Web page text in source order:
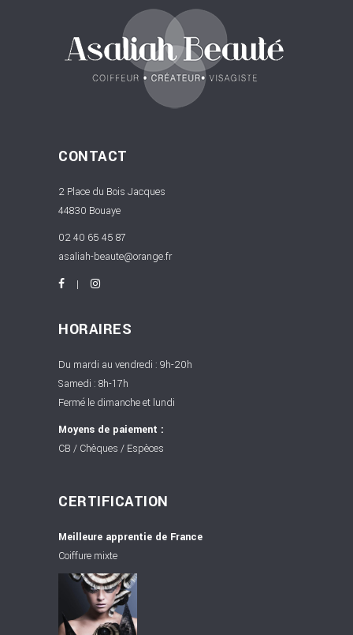
CONTACT
2 Place du Bois Jacques
44830 Bouaye
02 40 65 45 87
asaliah-beaute@orange.fr
HORAIRES
Du mardi au vendredi : 9h-20h
Samedi : 8h-17h
Fermé le dimanche et lundi
Moyens de paiement :
CB / Chèques / Espèces
CERTIFICATION
Meilleure apprentie de France
Coiffure mixte